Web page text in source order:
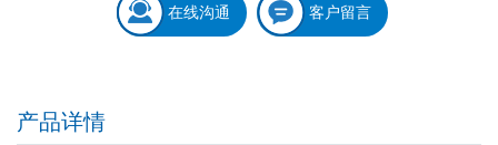
在线沟通 客户留言
产品详情